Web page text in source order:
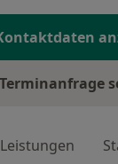
Terminanfrage
Leistungen